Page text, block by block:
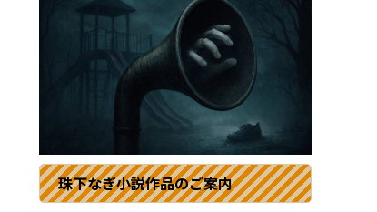
珠下なぎ小説作品のご案内